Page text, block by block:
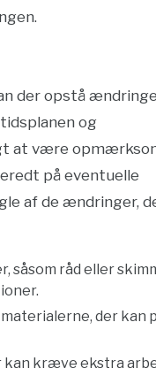
der opstå
og
at være
på eventuelle
af de ændringer,
såsom råd eller
der kan
kan kræve ekstra